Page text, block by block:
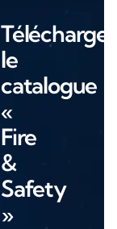
Télécharger
le
catalogue
«
Fire
&
Safety
»